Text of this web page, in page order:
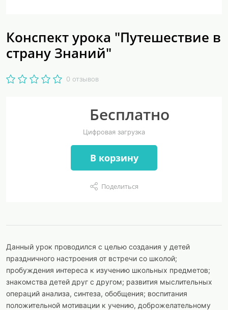
Конспект урока "Путешествие в
страну Знаний"
0 отзывов
Бесплатно
Цифровая загрузка
В корзину
Поделиться
Данный урок проводился с целью создания у детей
праздничного настроения от встречи со школой;
пробуждения интереса к изучению школьных предметов;
знакомства детей друг с другом; развития мыслительных
операций анализа, синтеза, обобщения; воспитания
положительной мотивации к учению, доброжелательному